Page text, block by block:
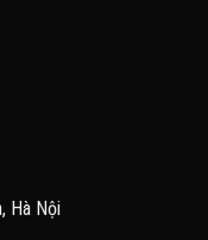
Hà Nội